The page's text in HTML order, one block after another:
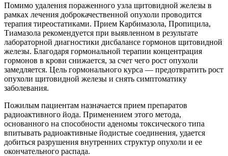
Помимо удаления пораженного узла щитовидной железы в
рамках лечения доброкачественной опухоли проводится
терапия тиреостатиками. Прием Карбимазола, Пропицила,
Тиамазола рекомендуется при выявленном в результате
лабораторной диагностики дисбалансе гормонов щитовидной
железы. Благодаря гормональной терапии концентрация
гормонов в крови снижается, за счет чего рост опухоли
замедляется. Цель гормонального курса — предотвратить рост
опухоли щитовидной железы и снять симптоматику
заболевания.
Пожилым пациентам назначается прием препаратов
радиоактивного йода. Применением этого метода,
основанного на способности аденомы токсического типа
впитывать радиоактивные йодистые соединения, удается
добиться разрушения внутренних структур опухоли и ее
окончательного распада.